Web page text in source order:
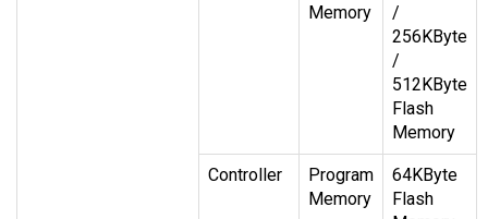
Memory
/
256KByte
/
512KByte
Flash
Memory
Controller
Program
Memory
64KByte
Flash